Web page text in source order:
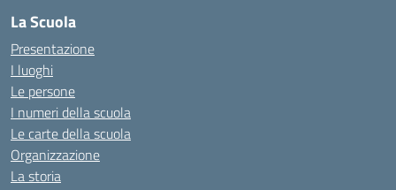
La Scuola
Presentazione
I luoghi
Le persone
I numeri della scuola
Le carte della scuola
Organizzazione
La storia